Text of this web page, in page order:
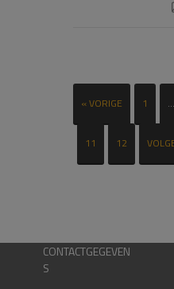
« VORIGE 1 …
11 12
CONTACTGEGEVEN
S